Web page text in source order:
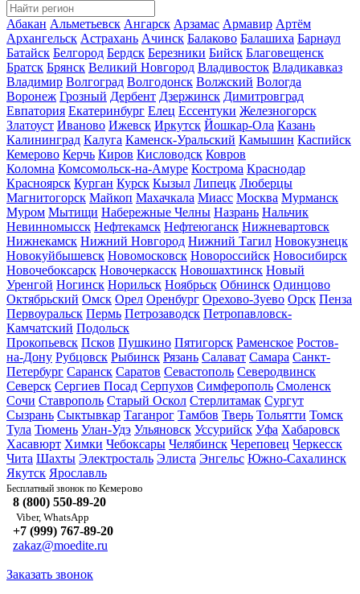
Абакан Альметьевск Ангарск Арзамас Армавир Артём
Архангельск Астрахань Ачинск Балаково Балашиха Барнаул
Батайск Белгород Бердск Березники Бийск Благовещенск
Братск Брянск Великий Новгород Владивосток Владикавказ
Владимир Волгоград Волгодонск Волжский Вологда
Воронеж Грозный Дербент Дзержинск Димитровград
Евпатория Екатеринбург Елец Ессентуки Железногорск
Златоуст Иваново Ижевск Иркутск Йошкар-Ола Казань
Калининград Калуга Каменск-Уральский Камышин Каспийск
Кемерово Керчь Киров Кисловодск Ковров
Коломна Комсомольск-на-Амуре Кострома Краснодар
Красноярск Курган Курск Кызыл Липецк Люберцы
Магнитогорск Майкоп Махачкала Миасс Москва Мурманск
Муром Мытищи Набережные Челны Назрань Нальчик
Невинномысск Нефтекамск Нефтеюганск Нижневартовск
Нижнекамск Нижний Новгород Нижний Тагил Новокузнецк
Новокуйбышевск Новомосковск Новороссийск Новосибирск
Новочебоксарск Новочеркасск Новошахтинск Новый
Уренгой Ногинск Норильск Ноябрьск Обнинск Одинцово
Октябрьский Омск Орел Оренбург Орехово-Зуево Орск Пенза
Первоуральск Пермь Петрозаводск Петропавловск-
Камчатский Подольск
Прокопьевск Псков Пушкино Пятигорск Раменское Ростов-
на-Дону Рубцовск Рыбинск Рязань Салават Самара Санкт-
Петербург Саранск Саратов Севастополь Северодвинск
Северск Сергиев Посад Серпухов Симферополь Смоленск
Сочи Ставрополь Старый Оскол Стерлитамак Сургут
Сызрань Сыктывкар Таганрог Тамбов Тверь Тольятти Томск
Тула Тюмень Улан-Удэ Ульяновск Уссурийск Уфа Хабаровск
Хасавюрт Химки Чебоксары Челябинск Череповец Черкесск
Чита Шахты Электросталь Элиста Энгельс Южно-Сахалинск
Якутск Ярославль
Бесплатный звонок по Кемерово
8 (800) 550-89-20
Viber, WhatsApp
+7 (999) 767-89-20
zakaz@moedite.ru
Заказать звонок